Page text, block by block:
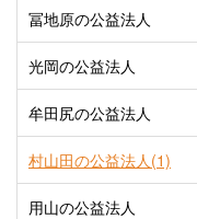
冨地原の公益法人
光岡の公益法人
牟田尻の公益法人
村山田の公益法人(1)
用山の公益法人